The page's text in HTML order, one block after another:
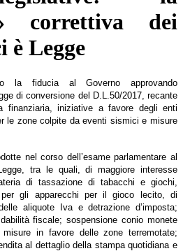
correttiva dei
è Legge
la fiducia al Governo approvando
di conversione del D.L.50/2017, recante
finanziaria, iniziative a favore degli enti
le zone colpite da eventi sismici e misure
nel corso dell’esame parlamentare al
tra le quali, di maggiore interesse
di tassazione di tabacchi e giochi,
gli apparecchi per il gioco lecito, di
aliquote Iva e detrazione d’imposta;
fiscale; sospensione conio monete
in favore delle zone terremotate;
al dettaglio della stampa quotidiana e